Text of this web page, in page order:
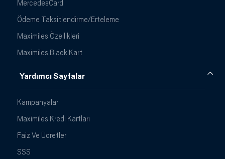
MercedesCard
Ödeme Taksitlendirme/Erteleme
Maximiles Özellikleri
Maximiles Black Kart
Yardımcı Sayfalar
Kampanyalar
Maximiles Kredi Kartları
Faiz Ve Ücretler
SSS